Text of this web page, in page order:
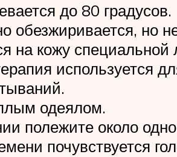
до 80 градусов.
обезжиривается, но
на кожу специальной
используется
одеялом.
полежите около
почувствуется